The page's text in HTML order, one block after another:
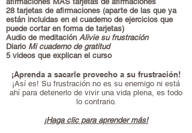
28 tarjetas de afirmaciones (aparte de las que ya
están incluidas en el cuaderno de ejercicios que
puede cortar en forma de tarjetas)
Audio de meditación Alivie su frustración
Diario Mi cuaderno de gratitud
5 videos que explican el curso
¡Aprenda a sacarle provecho a su frustración!
¡Así es! Su frustración no es su enemigo ni está
ahí para detenerlo de vivir una vida plena, es todo
lo contrario.
¡Haga clic para aprender más!